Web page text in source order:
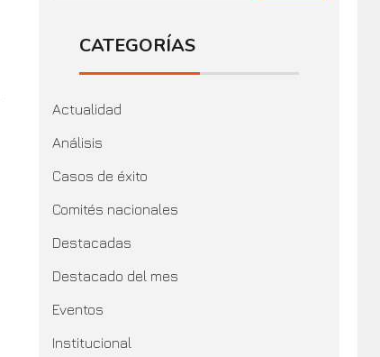
CATEGORÍAS
Actualidad
Análisis
Casos de éxito
Comités nacionales
Destacadas
Destacado del mes
Eventos
Institucional